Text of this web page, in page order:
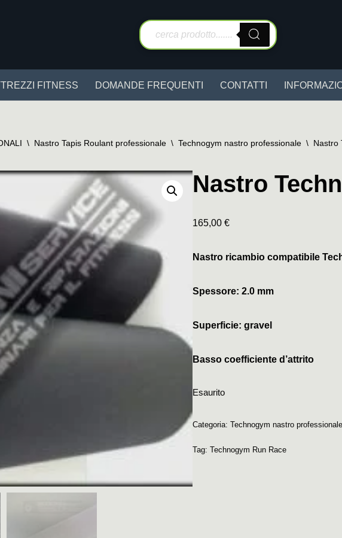
FITNESS DOMANDE FREQUENTI CONTATTI
\ Nastro Tapis Roulant professionale \ Technogym nastro professionale \ Nastro
Nastro
165,00 €
Nastro ricambio compatibile
Spessore: 2.0 mm
Superficie: gravel
Basso coefficiente d’attrito
Esaurito
Categoria: Technogym nastro professionale
Tag: Technogym Run Race